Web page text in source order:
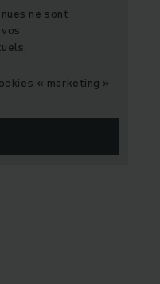
ne sont
« marketing »